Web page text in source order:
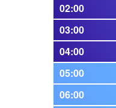
02:00
03:00
04:00
05:00
06:00